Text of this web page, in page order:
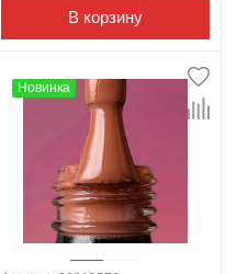
В корзину
Новинка